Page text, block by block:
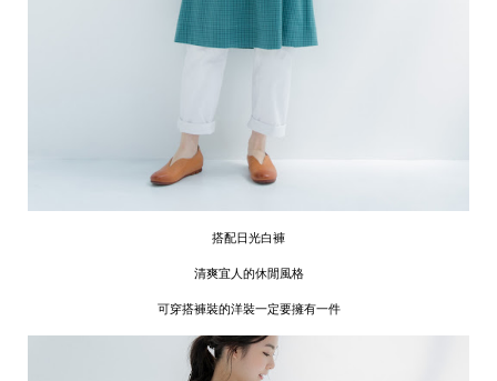
搭配日光白褲
清爽宜人的休閒風格
可穿搭褲裝的洋裝一定要擁有一件